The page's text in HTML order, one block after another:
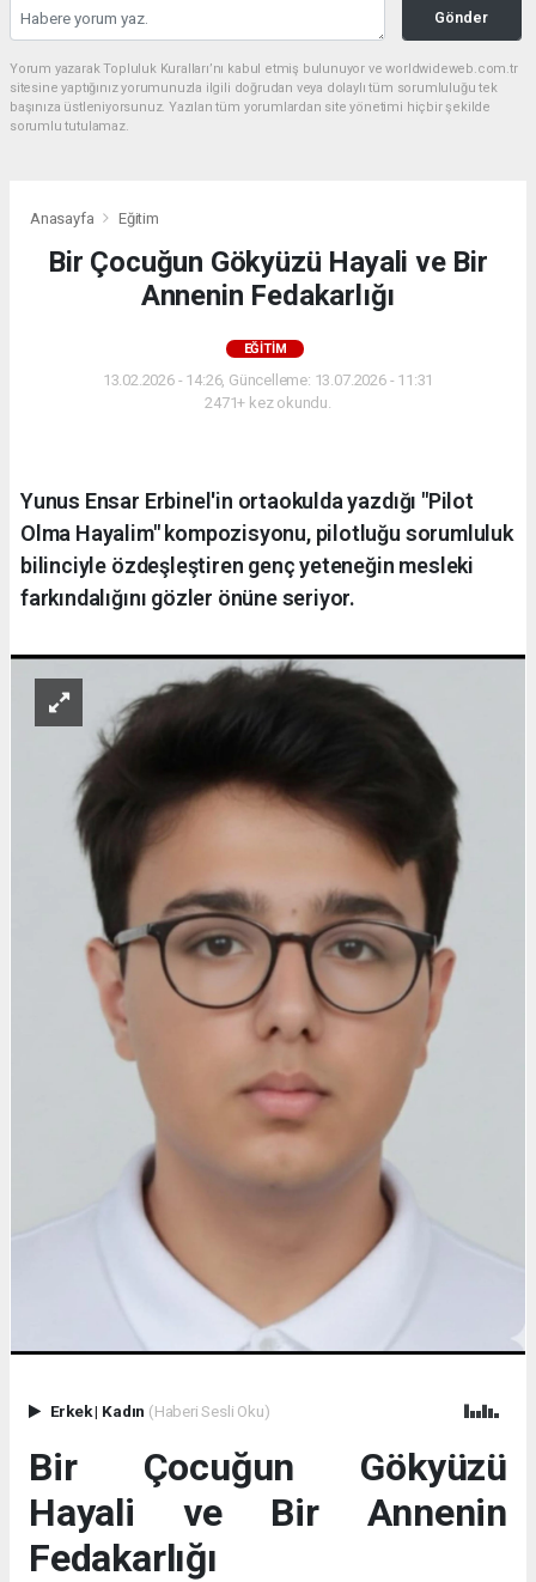
Gönder
Yorum yazarak Topluluk Kuralları’nı kabul etmiş bulunuyor ve worldwideweb.com.tr
sitesine yaptığınız yorumunuzla ilgili doğrudan veya dolaylı tüm sorumluluğu tek
başınıza üstleniyorsunuz. Yazılan tüm yorumlardan site yönetimi hiçbir şekilde
sorumlu tutulamaz.
Anasayfa Eğitim
Bir Çocuğun Gökyüzü Hayali ve Bir
Annenin Fedakarlığı
EĞITIM
13.02.2026 - 14:26, Güncelleme: 13.07.2026 - 11:31
2471+ kez okundu.
Yunus Ensar Erbinel'in ortaokulda yazdığı "Pilot
Olma Hayalim" kompozisyonu, pilotluğu sorumluluk
bilinciyle özdeşleştiren genç yeteneğin mesleki
farkındalığını gözler önüne seriyor.
Erkek| Kadın (Haberi Sesli Oku)
Bir Çocuğun Gökyüzü
Hayali ve Bir Annenin
Fedakarlığı